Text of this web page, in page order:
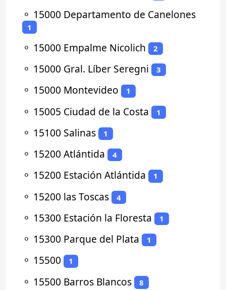
⚬ 15000 Departamento de Canelones
1
⚬ 15000 Empalme Nicolich 2
⚬ 15000 Gral. Líber Seregni 3
⚬ 15000 Montevideo 1
⚬ 15005 Ciudad de la Costa 1
⚬ 15100 Salinas 1
⚬ 15200 Atlántida 4
⚬ 15200 Estación Atlántida 1
⚬ 15200 las Toscas 4
⚬ 15300 Estación la Floresta 1
⚬ 15300 Parque del Plata 1
⚬ 15500 1
⚬ 15500 Barros Blancos 8